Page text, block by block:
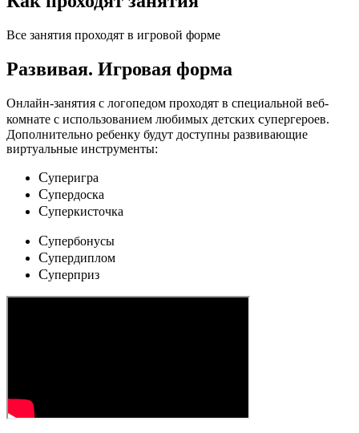
Все занятия проходят в игровой форме
Развивая. Игровая форма
Онлайн-занятия с логопедом проходят в специальной веб-
комнате с использованием любимых детских cупергероев.
Дополнительно ребенку будут доступны развивающие
виртуальные инструменты:
Cуперигра
Cупердоска
Cуперкисточка
Cупербонусы
Cупердиплом
Cуперприз